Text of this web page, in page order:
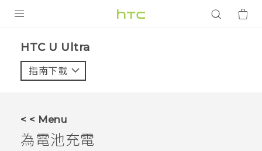
VIVE
HTC U Ultra‎
指南下載
< < Menu
為電池充電